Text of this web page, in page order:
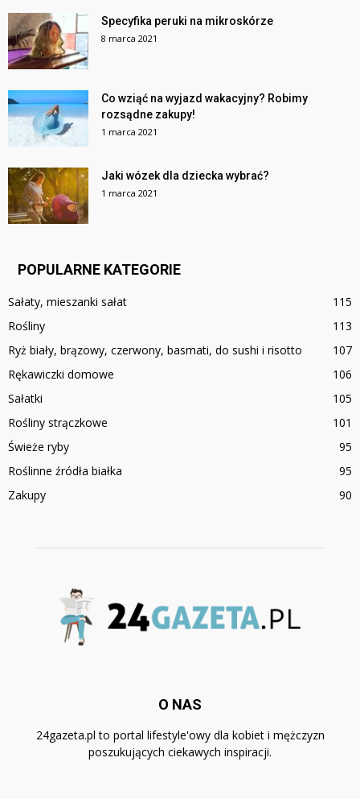
Specyfika peruki na mikroskórze
8 marca 2021
Co wziąć na wyjazd wakacyjny? Robimy
rozsądne zakupy!
1 marca 2021
Jaki wózek dla dziecka wybrać?
1 marca 2021
POPULARNE KATEGORIE
Sałaty, mieszanki sałat
115
Rośliny
113
Ryż biały, brązowy, czerwony, basmati, do sushi i risotto
107
Rękawiczki domowe
106
Sałatki
105
Rośliny strączkowe
101
Świeże ryby
95
Roślinne źródła białka
95
Zakupy
90
O NAS
24gazeta.pl to portal lifestyle'owy dla kobiet i mężczyzn
poszukujących ciekawych inspiracji.